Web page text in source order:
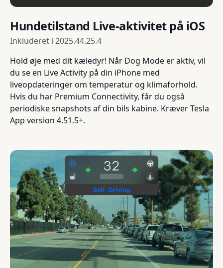
Hundetilstand Live-aktivitet på iOS
Inkluderet i 2025.44.25.4
Hold øje med dit kæledyr! Når Dog Mode er aktiv, vil
du se en Live Activity på din iPhone med
liveopdateringer om temperatur og klimaforhold.
Hvis du har Premium Connectivity, får du også
periodiske snapshots af din bils kabine. Kræver Tesla
App version 4.51.5+.